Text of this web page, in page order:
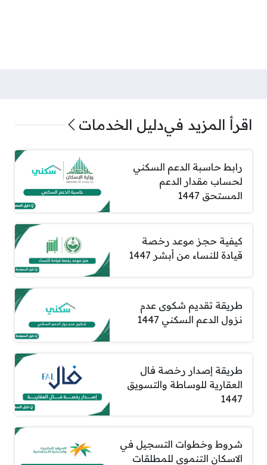
اقرأ المزيد فيدليل الخدمات
رابط حاسبة الدعم السكني
لحساب مقدار الدعم
المستحق 1447
كيفية حجز موعد رخصة
قيادة للنساء من أبشر 1447
طريقة تقديم شكوى عدم
نزول الدعم السكني 1447
طريقة إصدار رخصة فال
العقارية للوساطة والتسويق
1447
شروط وخطوات التسجيل في
الاسكان التنموي للمطلقات